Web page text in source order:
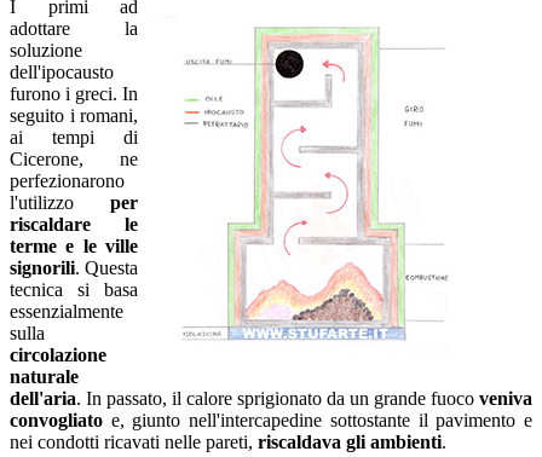
I primi ad
adottare la
soluzione
dell'ipocausto
furono i greci. In
seguito i romani,
ai tempi di
Cicerone, ne
perfezionarono
l'utilizzo per
riscaldare le
terme e le ville
signorili. Questa
tecnica si basa
essenzialmente
sulla
circolazione
naturale
dell'aria. In passato, il calore sprigionato da un grande fuoco veniva
convogliato e, giunto nell'intercapedine sottostante il pavimento e
nei condotti ricavati nelle pareti, riscaldava gli ambienti.